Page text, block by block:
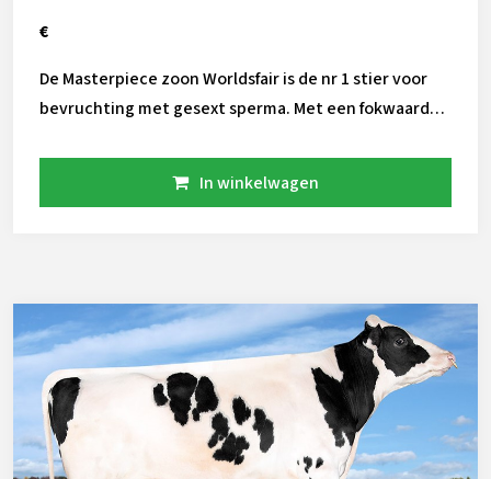
€
De Masterpiece zoon Worldsfair is de nr 1 stier voor
bevruchting met gesext sperma. Met een fokwaarde
allround fokwaarden bevatten hoge cijfers voor o.a
In winkelwagen